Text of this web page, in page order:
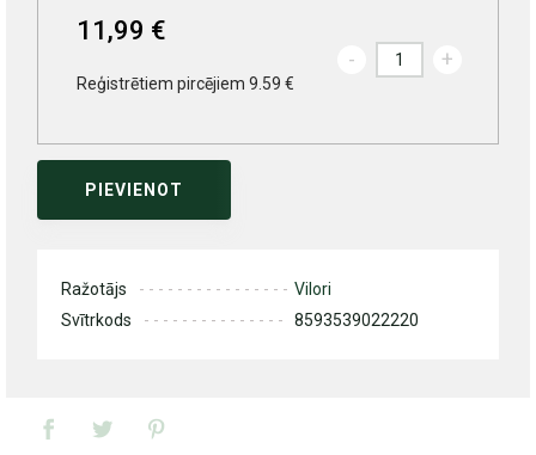
11,99 €
Reģistrētiem pircējiem 9.59 €
- +
PIEVIENOT
Ražotājs
Vilori
Svītrkods
8593539022220